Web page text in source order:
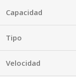
Capacidad
Tipo
Velocidad